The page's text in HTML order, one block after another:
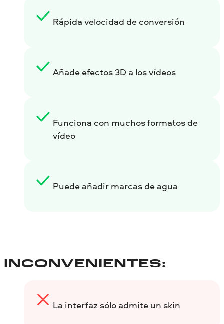
Rápida velocidad de conversión
Añade efectos 3D a los vídeos
Funciona con muchos formatos de
vídeo
Puede añadir marcas de agua
INCONVENIENTES:
La interfaz sólo admite un skin